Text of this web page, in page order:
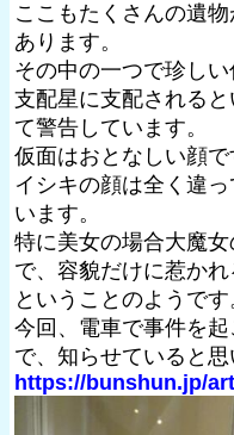
ここもたくさんの遺
あります。
その中の一つで珍し
支配星に支配される
て警告しています。
仮面はおとなしい顔
イシキの顔は全く違
います。
特に美女の場合大魔
で、容貌だけに惹か
ということのようです
今回、電車で事件を
で、知らせていると思
https://bunshun.jp/